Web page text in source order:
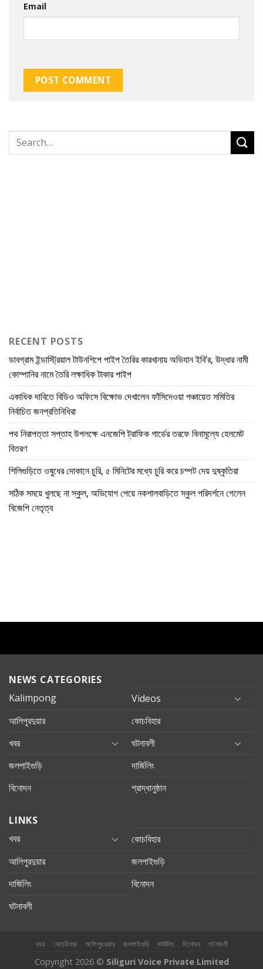
Email
RECENT POSTS
ডাবগ্রাম ইন্ডাস্ট্রিয়াল টাউনশিপে পাইপ তৈরির কারখানায় অভিযান ইবি’র, উদ্ধার নামী
কোম্পানির নামে তৈরি লক্ষাধিক টাকার পাইপ
একাধিক দাবিতে বিডিও অফিসে বিক্ষোভ দেখালেন ফাঁসিদেওয়া পঞ্চায়েত সমিতির
নির্বাচিত জনপ্রতিনিধিরা
পথ নিরাপত্তা সপ্তাহ উপলক্ষে এনজেপি ট্রাফিক গার্ডের তরফে বিনামূল্যে হেলমেট
বিতরণ
শিলিগুড়িতে ওষুধের দোকানে চুরি, ৫ মিনিটের মধ্যে চুরি করে চম্পট দেয় দুষ্কৃতিরা
সঠিক সময়ে খুলছে না স্কুল, অভিযোগ পেয়ে নকশালবাড়িতে স্কুল পরিদর্শনে গেলেন
বিজেপি নেতৃত্ব
NEWS CATEGORIES
Kalimpong
Videos
আলিপুরদুয়ার
কোচবিহার
খবর
ঘটনাবলী
জলপাইগুড়ি
দার্জিলিং
বিনোদন
শ্রাদ্ধানুষ্ঠান
LINKS
খবর
কোচবিহার
আলিপুরদুয়ার
জলপাইগুড়ি
দার্জিলিং
বিনোদন
ঘটনাবলী
খবর কোচবিহার আলিপুরদুয়ার জলপাইগুড়ি দার্জিলিং বিনোদন ঘটনাবলী
Copyright 2026 © Siliguri Voice Private Limited